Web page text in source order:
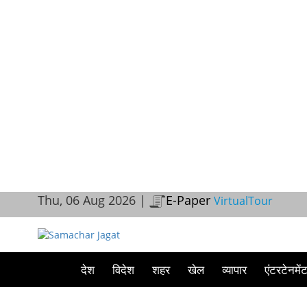
Thu, 06 Aug 2026 | E-Paper VirtualTour
देश विदेश शहर खेल व्यापार एंटरटेनमेंट